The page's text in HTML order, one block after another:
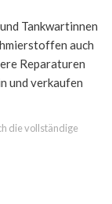
Tankwartinnen
auch
Reparaturen
und verkaufen
die vollständige